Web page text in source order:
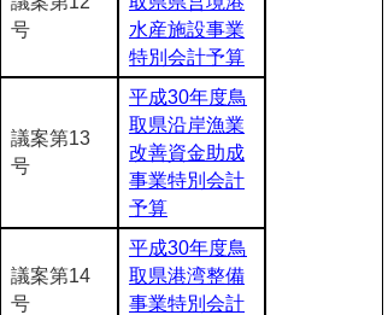
号
水産施設事業
特別会計予算
議案第13
号
平成30年度鳥
取県沿岸漁業
改善資金助成
事業特別会計
予算
議案第14
号
平成30年度鳥
取県港湾整備
事業特別会計